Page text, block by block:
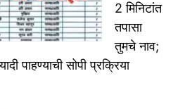
2 मिनिटांत
तपासा
तुमचे नाव;
पाहण्याची सोपी प्रक्रिया